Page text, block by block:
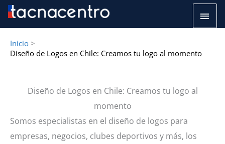
Inicio
Diseño de Logos en Chile: Creamos tu logo al momento
Diseño de Logos en Chile: Creamos tu logo al
momento
Somos especialistas en el diseño de logos para
empresas, negocios, clubes deportivos y más, los